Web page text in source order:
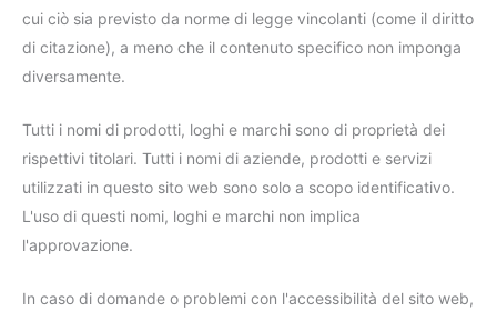
cui ciò sia previsto da norme di legge vincolanti (come il diritto
di citazione), a meno che il contenuto specifico non imponga
diversamente.
Tutti i nomi di prodotti, loghi e marchi sono di proprietà dei
rispettivi titolari. Tutti i nomi di aziende, prodotti e servizi
utilizzati in questo sito web sono solo a scopo identificativo.
L'uso di questi nomi, loghi e marchi non implica
l'approvazione.
In caso di domande o problemi con l'accessibilità del sito web,